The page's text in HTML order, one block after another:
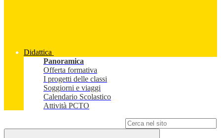
Didattica
Panoramica
Offerta formativa
I progetti delle classi
Soggiorni e viaggi
Calendario Scolastico
Attività PCTO